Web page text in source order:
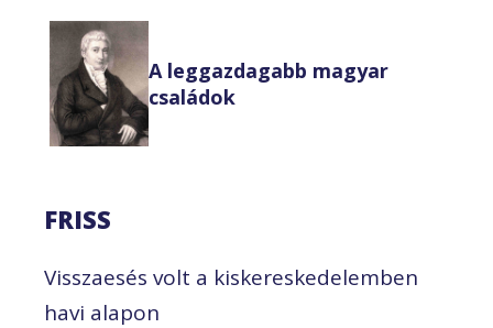
A leggazdagabb magyar
családok
FRISS
Visszaesés volt a kiskereskedelemben
havi alapon